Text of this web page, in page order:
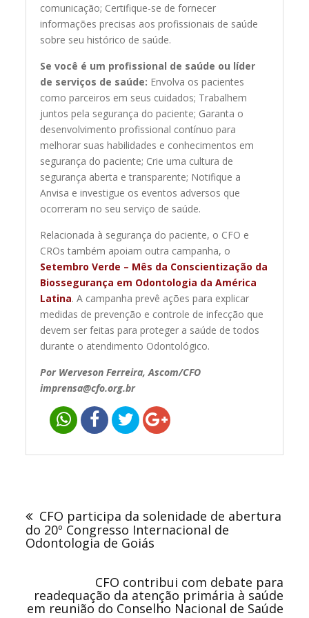
comunicação; Certifique-se de fornecer
informações precisas aos profissionais de saúde
sobre seu histórico de saúde.
Se você é um profissional de saúde ou líder
de serviços de saúde: Envolva os pacientes
como parceiros em seus cuidados; Trabalhem
juntos pela segurança do paciente; Garanta o
desenvolvimento profissional contínuo para
melhorar suas habilidades e conhecimentos em
segurança do paciente; Crie uma cultura de
segurança aberta e transparente; Notifique a
Anvisa e investigue os eventos adversos que
ocorreram no seu serviço de saúde.
Relacionada à segurança do paciente, o CFO e
CROs também apoiam outra campanha, o
Setembro Verde – Mês da Conscientização da
Biossegurança em Odontologia da América
Latina. A campanha prevê ações para explicar
medidas de prevenção e controle de infecção que
devem ser feitas para proteger a saúde de todos
durante o atendimento Odontológico.
Por Werveson Ferreira, Ascom/CFO
imprensa@cfo.org.br
PostCFO participa da solenidade de abertura
do 20º Congresso Internacional de
Odontologia de Goiás
CFO contribui com debate para
readequação da atenção primária à saúde
em reunião do Conselho Nacional de Saúde